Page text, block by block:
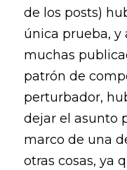
de los posts)
única prueba, y
muchas
patrón de
perturbador,
dejar el asunto
marco de una
otras cosas, ya